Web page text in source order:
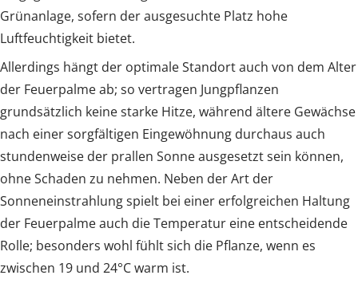
Grünanlage, sofern der ausgesuchte Platz hohe
Luftfeuchtigkeit bietet.
Allerdings hängt der optimale Standort auch von dem Alter
der Feuerpalme ab; so vertragen Jungpflanzen
grundsätzlich keine starke Hitze, während ältere Gewächse
nach einer sorgfältigen Eingewöhnung durchaus auch
stundenweise der prallen Sonne ausgesetzt sein können,
ohne Schaden zu nehmen. Neben der Art der
Sonneneinstrahlung spielt bei einer erfolgreichen Haltung
der Feuerpalme auch die Temperatur eine entscheidende
Rolle; besonders wohl fühlt sich die Pflanze, wenn es
zwischen 19 und 24°C warm ist.